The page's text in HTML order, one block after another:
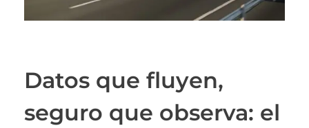
Datos que fluyen,
seguro que observa: el